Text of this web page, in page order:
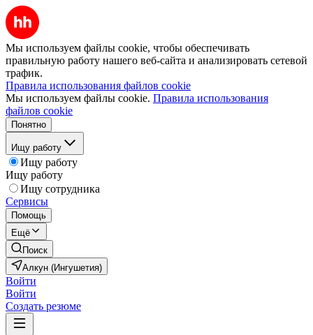
Мы используем файлы cookie, чтобы обеспечивать
правильную работу нашего веб-сайта и анализировать сетевой
трафик.
Правила использования файлов cookie
Мы используем файлы cookie. Правила использования
файлов cookie
Понятно
Ищу работу
Ищу работу
Ищу работу
Ищу сотрудника
Сервисы
Помощь
Ещё
Поиск
Алкун (Ингушетия)
Войти
Войти
Создать резюме